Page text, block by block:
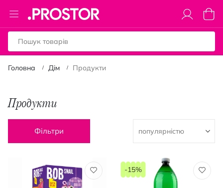
Toggle
Nav
Кошик
Головна Дім Продукти
Продукти
Фільтри
-15%